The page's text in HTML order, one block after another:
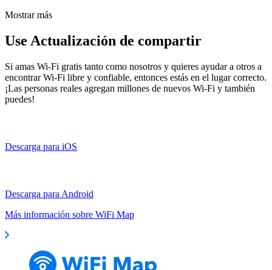
Mostrar más
Use Actualización de compartir
Si amas Wi-Fi gratis tanto como nosotros y quieres ayudar a otros a
encontrar Wi-Fi libre y confiable, entonces estás en el lugar correcto.
¡Las personas reales agregan millones de nuevos Wi-Fi y también
puedes!
Descarga para iOS
Descarga para Android
Más información sobre WiFi Map